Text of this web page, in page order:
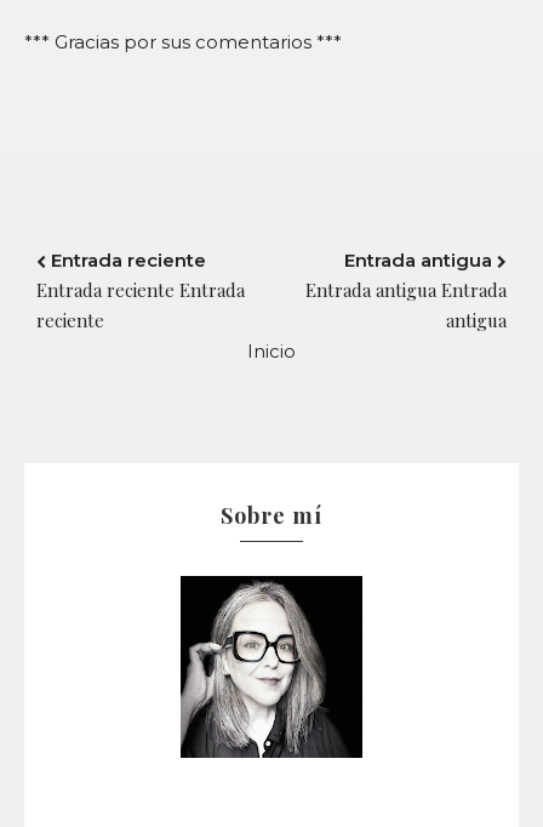
*** Gracias por sus comentarios ***
Entrada reciente
Entrada reciente Entrada
reciente
Entrada antigua
Entrada antigua Entrada
antigua
Inicio
Sobre mí